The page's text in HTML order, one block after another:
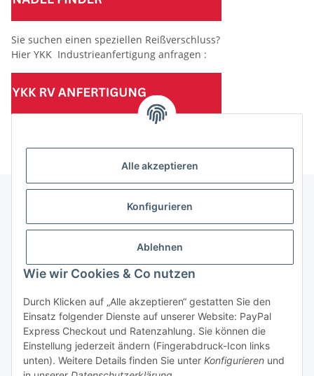
Alle akzeptieren
Konfigurieren
Ablehnen
Wie wir Cookies & Co nutzen
Durch Klicken auf „Alle akzeptieren“ gestatten Sie den
Einsatz folgender Dienste auf unserer Website: PayPal
Express Checkout und Ratenzahlung. Sie können die
Einstellung jederzeit ändern (Fingerabdruck-Icon links
unten). Weitere Details finden Sie unter Konfigurieren und
Sie suchen einen speziellen Reißverschluss?
Hier YKK Industrieanfertigung anfragen :
(Mindesttabnahmemenge 10 Stück je Länge und Farbe)
Informationen
Gesetzliche Informationen
Vertrag widerrufen